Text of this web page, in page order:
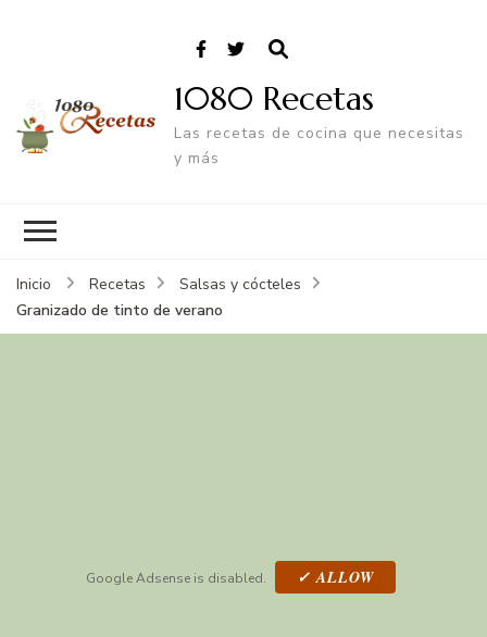
1080 Recetas
Las recetas de cocina que necesitas
y más
Inicio Recetas
Salsas y cócteles
Granizado de tinto de verano
Google Adsense is disabled. ✓ ALLOW